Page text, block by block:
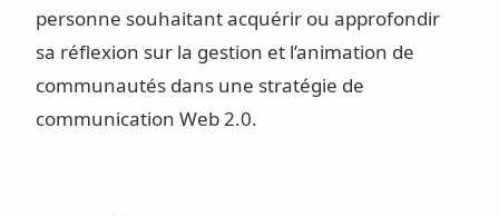
personne souhaitant acquérir ou approfondir
sa réflexion sur la gestion et l’animation de
communautés dans une stratégie de
communication Web 2.0.